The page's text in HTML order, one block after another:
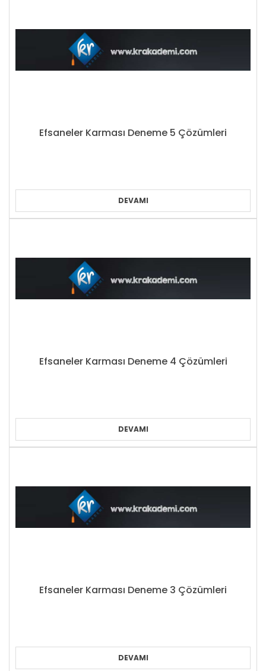
Efsaneler Karması Deneme 5 Çözümleri
DEVAMI
Efsaneler Karması Deneme 4 Çözümleri
DEVAMI
Efsaneler Karması Deneme 3 Çözümleri
DEVAMI